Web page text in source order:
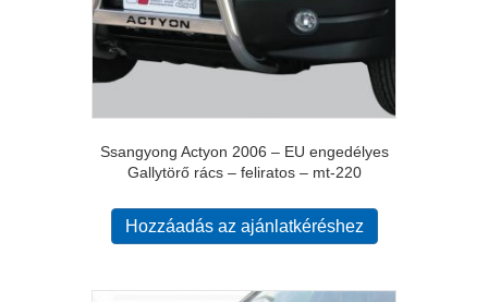
Ssangyong Actyon 2006 – EU engedélyes
Gallytörő rács – feliratos – mt-220
Hozzáadás az ajánlatkéréshez